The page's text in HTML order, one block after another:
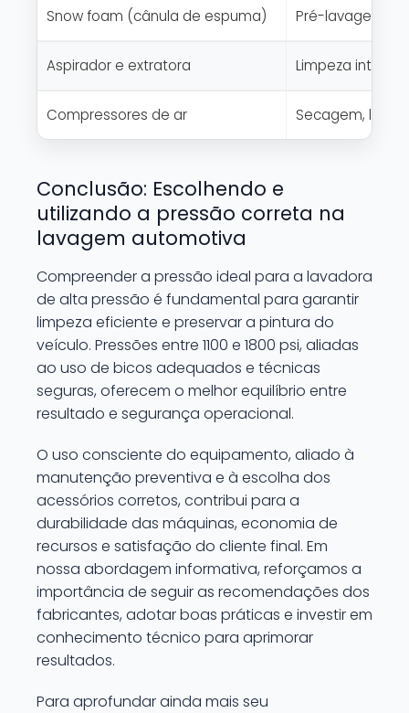
Snow foam (cânula de espuma) Pré-lavagem,
Aspirador e extratora Limpeza
Compressores de ar Secagem,
Conclusão: Escolhendo e
utilizando a pressão correta na
lavagem automotiva
Compreender a pressão ideal para a lavadora
de alta pressão é fundamental para garantir
limpeza eficiente e preservar a pintura do
veículo. Pressões entre 1100 e 1800 psi, aliadas
ao uso de bicos adequados e técnicas
seguras, oferecem o melhor equilíbrio entre
resultado e segurança operacional.
O uso consciente do equipamento, aliado à
manutenção preventiva e à escolha dos
acessórios corretos, contribui para a
durabilidade das máquinas, economia de
recursos e satisfação do cliente final. Em
nossa abordagem informativa, reforçamos a
importância de seguir as recomendações dos
fabricantes, adotar boas práticas e investir em
conhecimento técnico para aprimorar
resultados.
Para aprofundar ainda mais seu